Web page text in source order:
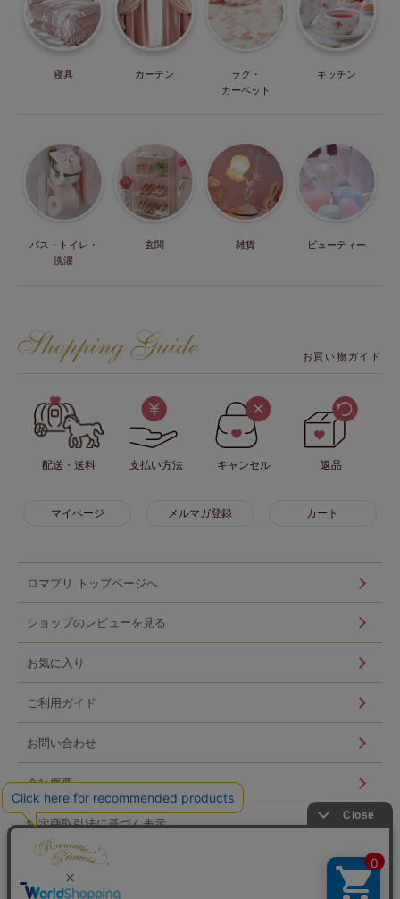
寝具 カーテン
ラグ・
カーペット
キッチン
バス・トイレ・
洗濯
玄関 雑貨 ビューティー
お買い物ガイド
配送・送料 支払い方法 キャンセル 返品
マイページ メルマガ登録 カート
ロマプリ トップページへ
ショップのレビューを見る
お気に入り
ご利用ガイド
お問い合わせ
会社概要
特定商取引法に基づく表示
個人情報の取扱い